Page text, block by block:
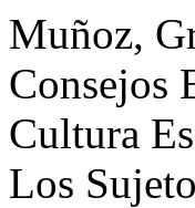
Muñoz,
Consejos
Cultura
Los